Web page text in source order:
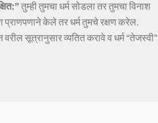
तुम्ही तुमचा धर्म सोडला तर तुमचा विनाश
प्राणपणाने केले तर धर्म तुमचे रक्षण करेल.
सूत्रानुसार व्यतित करावे व धर्म “तेजस्वी”